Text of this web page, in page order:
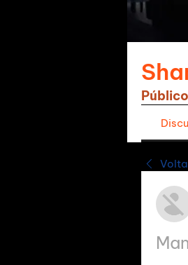
Público